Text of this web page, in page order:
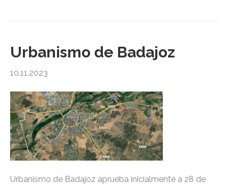
Urbanismo de Badajoz
10.11.2023
Urbanismo de Badajoz aprueba inicialmente a 28 de